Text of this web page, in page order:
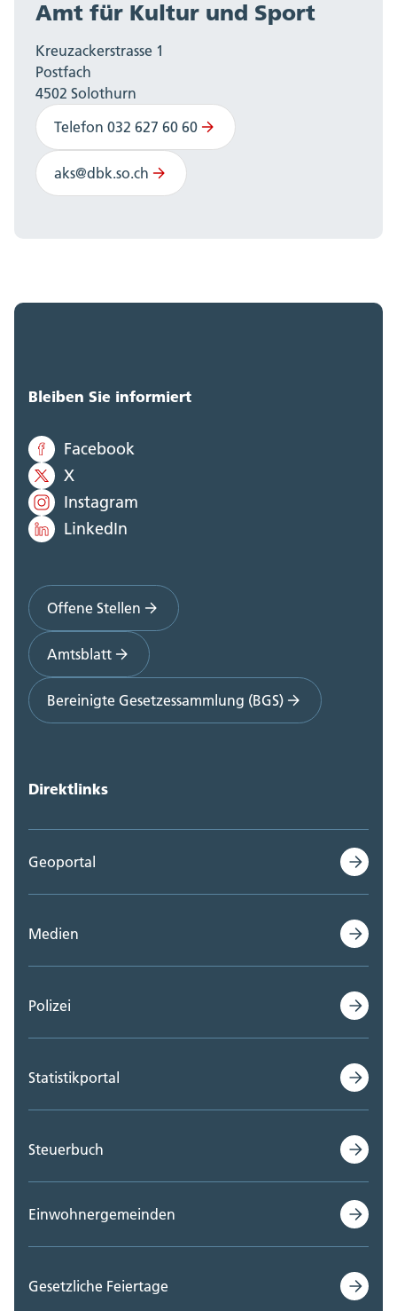
Amt für Kultur und Sport
Kreuzackerstrasse 1
Postfach
4502 Solothurn
Telefon 032 627 60 60
aks@dbk.so.ch
Bleiben Sie informiert
Facebook
X
Instagram
LinkedIn
Offene Stellen
Amtsblatt
Bereinigte Gesetzessammlung (BGS)
Direktlinks
Geoportal
Medien
Polizei
Statistikportal
Steuerbuch
Einwohnergemeinden
Gesetzliche Feiertage